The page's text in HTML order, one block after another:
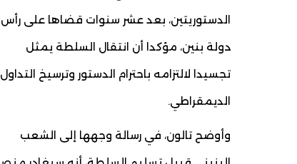
الدستوريتين، بعد عشر سنوات قضاها على رأس
دولة بنين، مؤكدا أن انتقال السلطة يمثل
تجسيدا لالتزامه باحترام الدستور وترسيخ التداول
الديمقراطي.
وأوضح تالون، في رسالة وجهها إلى الشعب